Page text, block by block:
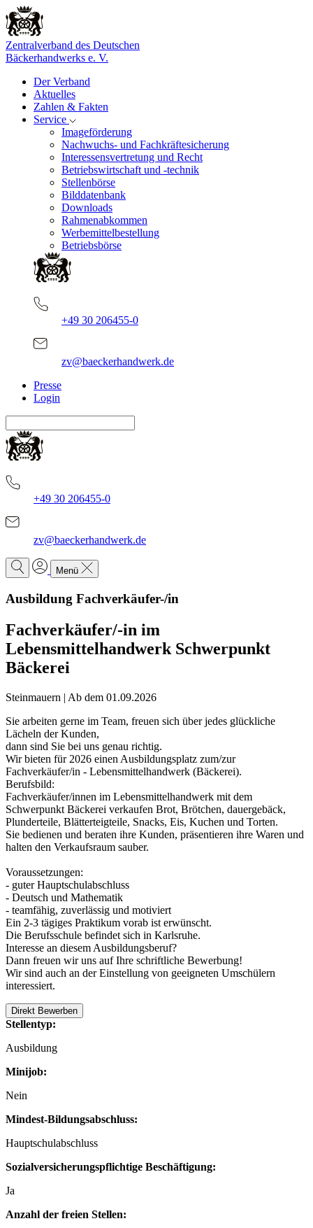
Zentralverband des Deutschen
Bäckerhandwerks e. V.
Der Verband
Aktuelles
Zahlen & Fakten
Service
Imageförderung
Nachwuchs- und Fachkräftesicherung
Interessensvertretung und Recht
Betriebswirtschaft und -technik
Stellenbörse
Bilddatenbank
Downloads
Rahmenabkommen
Werbemittelbestellung
Betriebsbörse
+49 30 206455-0
zv@baeckerhandwerk.de
Presse
Login
+49 30 206455-0
zv@baeckerhandwerk.de
Menü
Ausbildung Fachverkäufer-/in
Fachverkäufer/-in im
Lebensmittelhandwerk Schwerpunkt
Bäckerei
Steinmauern | Ab dem 01.09.2026
Sie arbeiten gerne im Team, freuen sich über jedes glückliche
Lächeln der Kunden,
dann sind Sie bei uns genau richtig.
Wir bieten für 2026 einen Ausbildungsplatz zum/zur
Fachverkäufer/in - Lebensmittelhandwerk (Bäckerei).
Berufsbild:
Fachverkäufer/innen im Lebensmittelhandwerk mit dem
Schwerpunkt Bäckerei verkaufen Brot, Brötchen, dauergebäck,
Plunderteile, Blätterteigteile, Snacks, Eis, Kuchen und Torten.
Sie bedienen und beraten ihre Kunden, präsentieren ihre Waren und
halten den Verkaufsraum sauber.
Voraussetzungen:
- guter Hauptschulabschluss
- Deutsch und Mathematik
- teamfähig, zuverlässig und motiviert
Ein 2-3 tägiges Praktikum vorab ist erwünscht.
Die Berufsschule befindet sich in Karlsruhe.
Interesse an diesem Ausbildungsberuf?
Dann freuen wir uns auf Ihre schriftliche Bewerbung!
Wir sind auch an der Einstellung von geeigneten Umschülern
interessiert.
Direkt Bewerben
Stellentyp:
Ausbildung
Minijob:
Nein
Mindest-Bildungsabschluss:
Hauptschulabschluss
Sozialversicherungspflichtige Beschäftigung:
Ja
Anzahl der freien Stellen: